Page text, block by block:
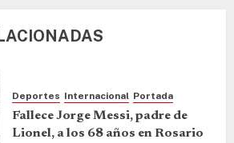
Deportes Internacional Portada
Fallece Jorge Messi, padre de
Lionel, a los 68 años en Rosario